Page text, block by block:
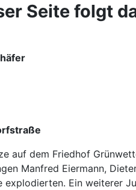
Seite folgt
auf dem Friedhof
Manfred Eiermann,
explodierten. Ein weiterer